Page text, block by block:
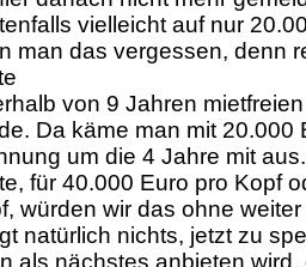
vielleicht auf nur
man das vergessen, denn
von 9 Jahren
Da käme man mit
um die 4 Jahre mit
für 40.000 Euro pro Kopf
würden wir das ohne
natürlich nichts, jetzt zu
als nächstes anbieten